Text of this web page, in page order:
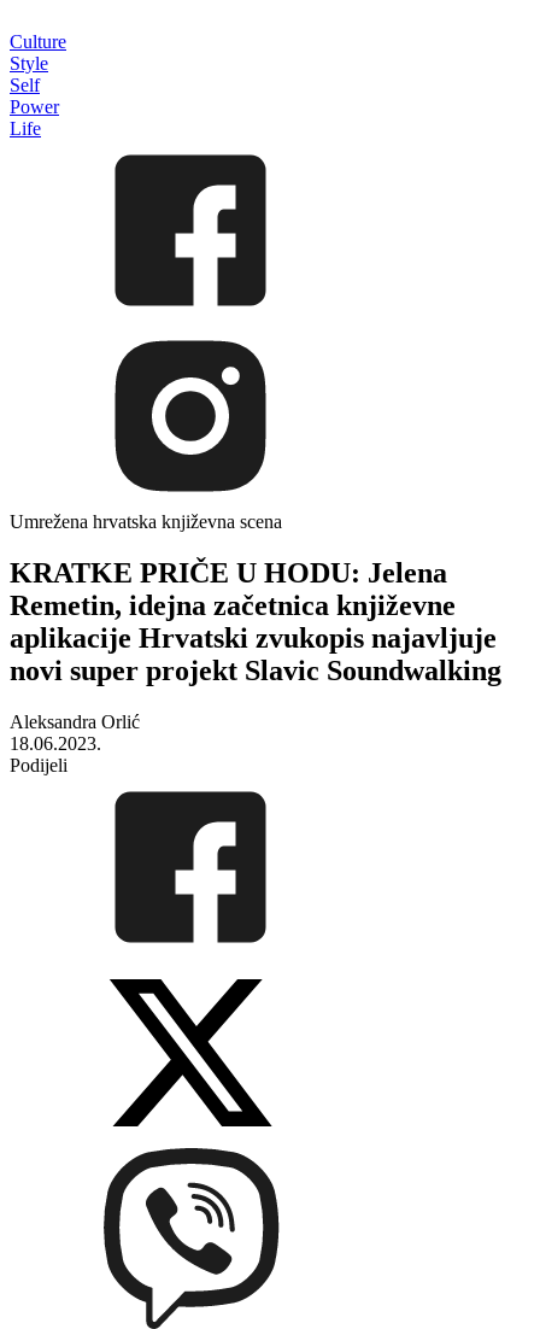
Culture
Style
Self
Power
Life
Umrežena hrvatska književna scena
KRATKE PRIČE U HODU: Jelena
Remetin, idejna začetnica književne
aplikacije Hrvatski zvukopis najavljuje
novi super projekt Slavic Soundwalking
Aleksandra Orlić
18.06.2023.
Podijeli